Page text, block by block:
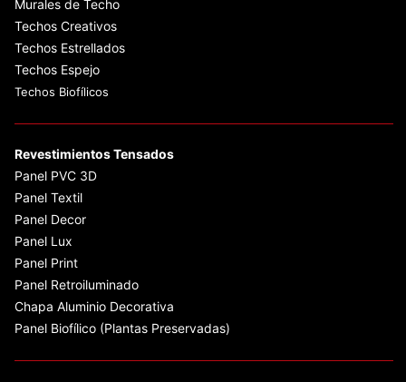
Murales de Techo
Techos Creativos
Techos Estrellados
Techos Espejo
Techos Biofílicos
Revestimientos Tensados
Panel PVC 3D
Panel Textil
Panel Decor
Panel Lux
Panel Print
Panel Retroiluminado
Chapa Aluminio Decorativa
Panel Biofílico (Plantas Preservadas)